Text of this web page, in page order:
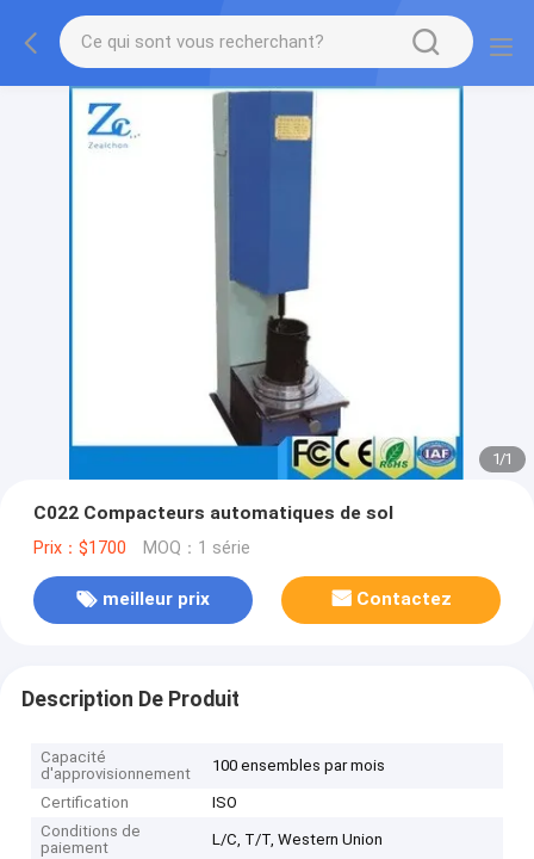
1/1
C022 Compacteurs automatiques de sol
Prix：$1700 MOQ：1 série
meilleur prix Contactez
Description De Produit
Capacité
d'approvisionnement
100 ensembles par mois
Certification
ISO
Conditions de
paiement
L/C, T/T, Western Union